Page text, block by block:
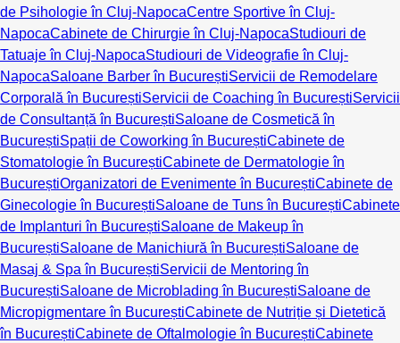
de Psihologie în Cluj-NapocaCentre Sportive în Cluj-
NapocaCabinete de Chirurgie în Cluj-NapocaStudiouri de
Tatuaje în Cluj-NapocaStudiouri de Videografie în Cluj-
NapocaSaloane Barber în BucureștiServicii de Remodelare
Corporală în BucureștiServicii de Coaching în BucureștiServicii
de Consultanță în BucureștiSaloane de Cosmetică în
BucureștiSpații de Coworking în BucureștiCabinete de
Stomatologie în BucureștiCabinete de Dermatologie în
BucureștiOrganizatori de Evenimente în BucureștiCabinete de
Ginecologie în BucureștiSaloane de Tuns în BucureștiCabinete
de Implanturi în BucureștiSaloane de Makeup în
BucureștiSaloane de Manichiură în BucureștiSaloane de
Masaj & Spa în BucureștiServicii de Mentoring în
BucureștiSaloane de Microblading în BucureștiSaloane de
Micropigmentare în BucureștiCabinete de Nutriție și Dietetică
în BucureștiCabinete de Oftalmologie în BucureștiCabinete